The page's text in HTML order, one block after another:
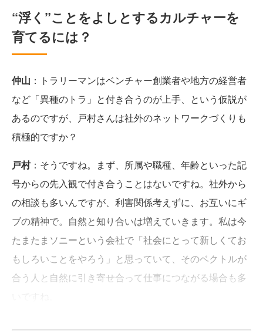
“浮く”ことをよしとするカルチャーを
育てるには？
仲山 ：トラリーマンはベンチャー創業者や地方の経営者
など「異種のトラ」と付き合うのが上手、という仮説が
あるのですが、戸村さんは社外のネットワークづくりも
積極的ですか？
戸村：そうですね。まず、所属や職種、年齢といった記
号からの先入観で付き合うことはないですね。社外から
の相談も多いんですが、利害関係考えずに、お互いにギ
ブの精神で。自然と知り合いは増えていきます。私は今
たまたまソニーという会社で「社会にとって新しくてお
もしろいことをやろう」と思っていて、そのベクトルが
合う人と自然に引き寄せ合って仕事につながる場合も多